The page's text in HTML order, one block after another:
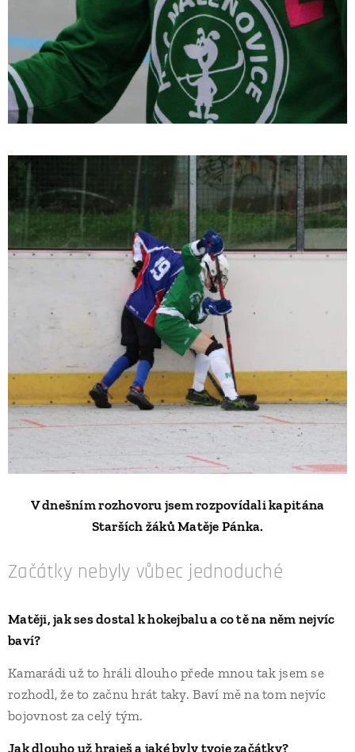
V dnešním rozhovoru jsem rozpovídali kapitána
Starších žáků Matěje Pánka.
Začátky nebyly vůbec jednoduché
Matěji, jak ses dostal k hokejbalu a co tě na něm nejvíc
baví?
Kamarádi už to hráli dlouho přede mnou tak jsem se
rozhodl, že to začnu hrát taky. Baví mě na tom nejvíc
bojovnost za celý tým.
Jak dlouho už hraješ a jaké byly tvoje začátky?